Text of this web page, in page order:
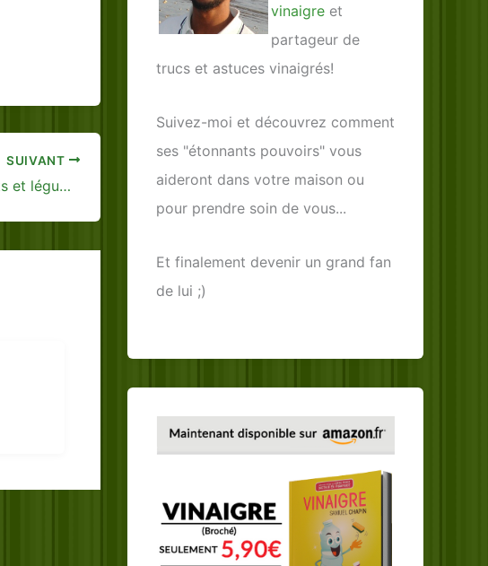
SUIVANT
L’intérêt du lavage des fruits et légumes à l’eau vinaigrée
vinaigre et
partageur de
trucs et astuces vinaigrés!
Suivez-moi et découvrez comment
ses "étonnants pouvoirs" vous
aideront dans votre maison ou
pour prendre soin de vous...
Et finalement devenir un grand fan
de lui ;)